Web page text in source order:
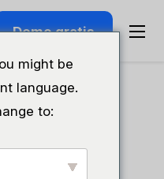
Demo gratis
para eventos
sitio
might be
language.
to: